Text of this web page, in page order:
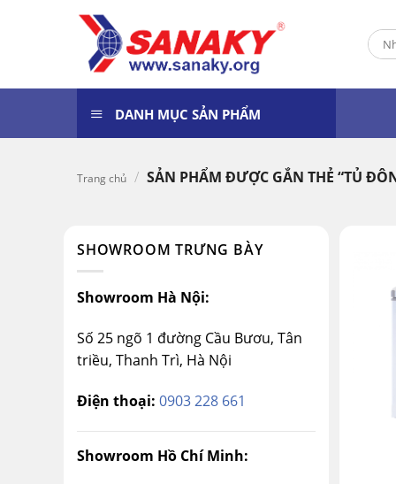
Tìm
kiếm:
DANH MỤC SẢN PHẨM
Trang chủ / SẢN PHẨM ĐƯỢC GẮN THẺ “TỦ
SHOWROOM TRƯNG BÀY
Showroom Hà Nội:
Số 25 ngõ 1 đường Cầu Bươu, Tân
triều, Thanh Trì, Hà Nội
Điện thoại: 0903 228 661
Showroom Hồ Chí Minh: